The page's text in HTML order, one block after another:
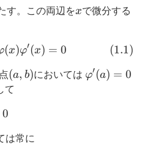
す。この両辺をx
xで微分する
(x)φ′(x) = 0 (1.1)
(a,b)
(a, b)においては φ′(a) = 0
て
0
は常に